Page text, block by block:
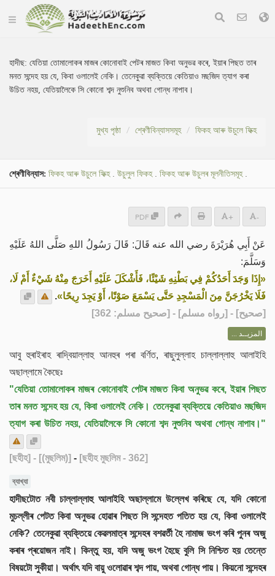
হাদীছ:যেতিয়া তোমালোকৰ মাজৰ কোনোবাই পেটৰ মাজত কিবা অনুভৱ কৰে, ইয়াৰ পিছত তাৰ
মনত সন্দেহ হয় যে, কিবা ওলালেই নেকি। তেনেকুৱা ব্যক্তিয়ে কেতিয়াও মছজিদ ত্যাগ কৰা
উচিত নহয়, যেতিয়ালৈকে সি কোনো শব্দ নুশুনিব অথবা গোন্ধ নাপাব।
মুখ্য পৃষ্ঠা শ্ৰেণীবিন্যাসসমূহ ফিকহ আৰু উচুলে ফিক্হ
শ্ৰেণীবিন্যাস: ফিকহ আৰু উচুলে ফিক্হ. উচুলুল ফিকহ. ফিকহ আৰু উচুলৰ মূলনীতিসমূহ.
PDF + -
عَنْ ‌أَبِي هُرَيْرَةَ رضي الله عنه قَالَ: قَالَ رَسُولُ اللهِ صَلَّى اللهُ عَلَيْهِ
وَسَلَّمَ:
«إِذَا وَجَدَ أَحَدُكُمْ فِي بَطْنِهِ شَيْئًا، فَأَشْكَلَ عَلَيْهِ أَخَرَجَ مِنْهُ شَيْءٌ أَمْ لَا،
فَلَا يَخْرُجَنَّ مِنَ الْمَسْجِدِ حَتَّى يَسْمَعَ صَوْتًا، أَوْ يَجِدَ رِيحًا».
[صحيح] - [رواه مسلم] - [صحيح مسلم: 362]
المزيــد ...
আবু হুৰাইৰাহ ৰাদ্বিয়াল্লাহু আনহুৰ পৰা বৰ্ণিত, ৰাছুলুল্লাহ চাল্লাল্লাহু আলাইহি
অছাল্লামে কৈছেঃ
"যেতিয়া তোমালোকৰ মাজৰ কোনোবাই পেটৰ মাজত কিবা অনুভৱ কৰে, ইয়াৰ পিছত
তাৰ মনত সন্দেহ হয় যে, কিবা ওলালেই নেকি। তেনেকুৱা ব্যক্তিয়ে কেতিয়াও মছজিদ
ত্যাগ কৰা উচিত নহয়, যেতিয়ালৈকে সি কোনো শব্দ নুশুনিব অথবা গোন্ধ নাপাব।"
[ছহীহ] - [(মুছলিম)] - [ছহীহ মুছলিম - 362]
ব্যাখ্যা
হাদীছটোত নবী চাল্লাল্লাহু আলাইহি অছাল্লামে উল্লেখ কৰিছে যে, যদি কোনো
মুচল্লীৰ পেটত কিবা অনুভৱ হোৱাৰ পিছত সি সন্দেহত পতিত হয় যে, কিবা ওলালেই
নেকি? তেনেকুৱা ব্যক্তিয়ে কেৱলমাত্ৰ সন্দেহৰ বশৱৰ্তী হৈ নামাজ ভংগ কৰি পুনৰ অজু
কৰাৰ প্ৰয়োজন নাই। কিন্তু হয়, যদি অজু ভংগ হৈছে বুলি সি নিশ্চিত হয় তেন্তে
বিষয়টো সুকীয়া। অৰ্থাৎ যদি বায়ু ওলোৱাৰ শব্দ পায়, অথবা গোন্ধ পায়। কিয়নো সন্দেহৰ